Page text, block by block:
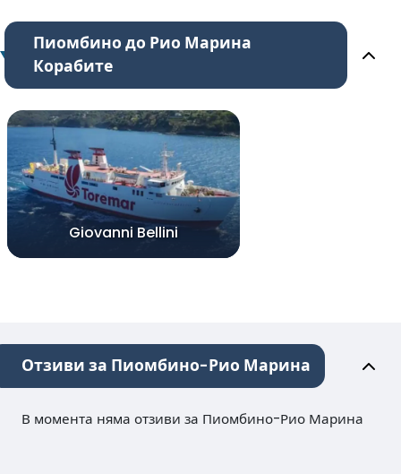
Пиомбино до Рио Марина
Корабите
Giovanni Bellini
Отзиви за Пиомбино-Рио Марина
В момента няма отзиви за Пиомбино-Рио Марина